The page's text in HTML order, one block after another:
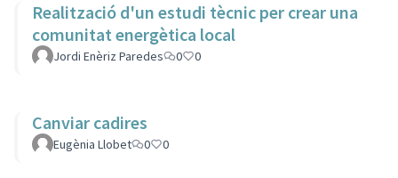
Realització d'un estudi tècnic per crear una
comunitat energètica local
Jordi Enèriz Paredes 0 0
Canviar cadires
Eugènia Llobet 0 0